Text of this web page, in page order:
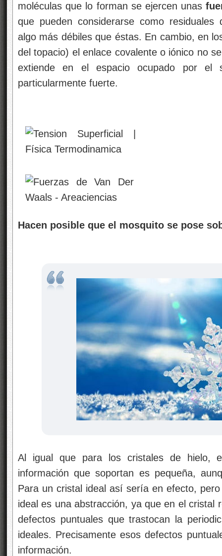
moléculas que lo forman se ejercen unas
que pueden considerarse como residuales
algo más débiles que éstas. En cambio, en
del topacio) el enlace covalente o iónico no
extiende en el espacio ocupado por el
particularmente fuerte.
Hacen posible que el mosquito se pose
Al igual que para los cristales de hielo,
información que soportan es pequeña,
Para un cristal ideal así sería en efecto,
ideal es una abstracción, ya que en el cristal
defectos puntuales que trastocan la
ideales. Precisamente esos defectos
información.